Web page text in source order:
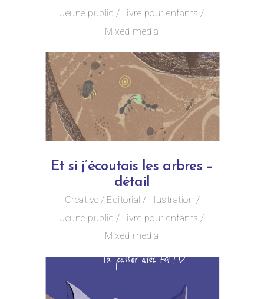
Jeune public
Livre pour enfants
Mixed media
Et si j’écoutais les arbres –
détail
Creative Editorial
Illustration
Jeune public
Livre pour enfants
Mixed media